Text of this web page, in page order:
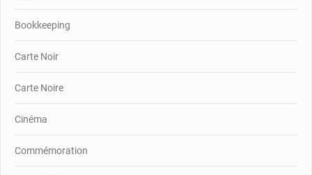
Bookkeeping
Carte Noir
Carte Noire
Cinéma
Commémoration